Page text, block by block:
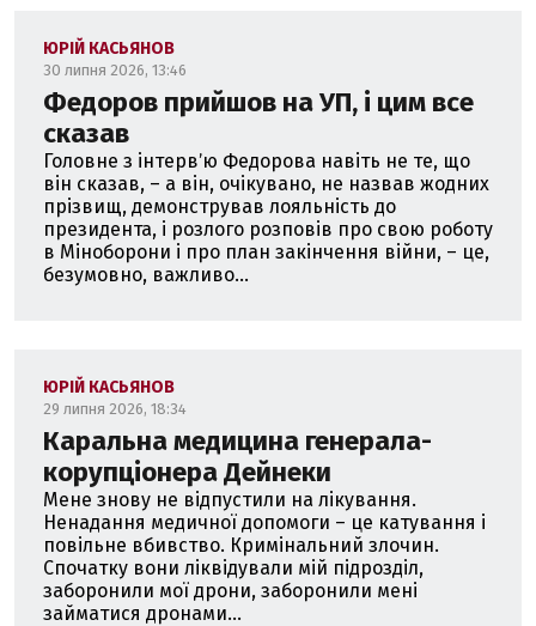
ЮРІЙ КАСЬЯНОВ
30 липня 2026, 13:46
Федоров прийшов на УП, і цим все
сказав
Головне з інтервʼю Федорова навіть не те, що
він сказав, – а він, очікувано, не назвав жодних
прізвищ, демонстрував лояльність до
президента, і розлого розповів про свою роботу
в Міноборони і про план закінчення війни, – це,
безумовно, важливо...
ЮРІЙ КАСЬЯНОВ
29 липня 2026, 18:34
Каральна медицина генерала-
корупціонера Дейнеки
Мене знову не відпустили на лікування.
Ненадання медичної допомоги – це катування і
повільне вбивство. Кримінальний злочин.
Спочатку вони ліквідували мій підрозділ,
заборонили мої дрони, заборонили мені
займатися дронами...